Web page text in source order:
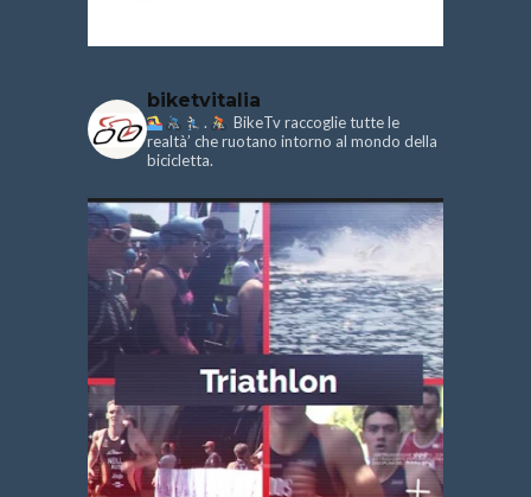
biketvitalia
.
BikeTv raccoglie tutte le
realtà’ che ruotano intorno al mondo della
bicicletta.